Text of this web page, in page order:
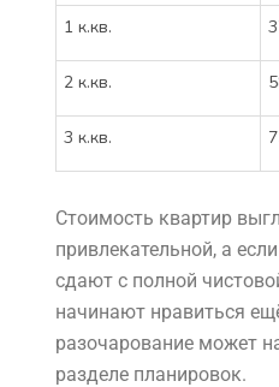
1 к.кв.
2 к.кв.
3 к.кв.
Стоимость квартир
привлекательной, а
сдают с полной
начинают нравиться
разочарование может
разделе планировок.